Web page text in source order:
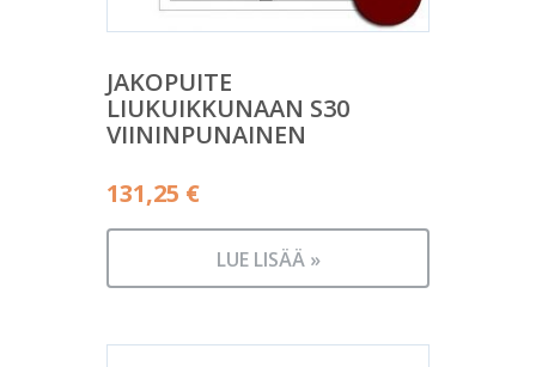
JAKOPUITE
LIUKUIKKUNAAN S30
VIININPUNAINEN
131,25 €
LUE LISÄÄ »